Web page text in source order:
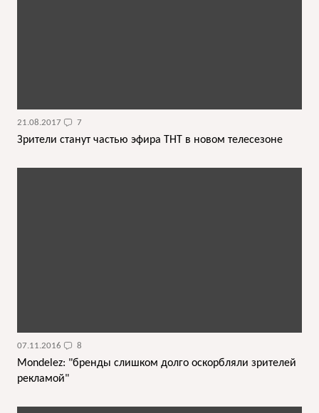
21.08.2017 7
Зрители станут частью эфира ТНТ в новом телесезоне
07.11.2016 8
Mondelez: "бренды слишком долго оскорбляли зрителей
рекламой"